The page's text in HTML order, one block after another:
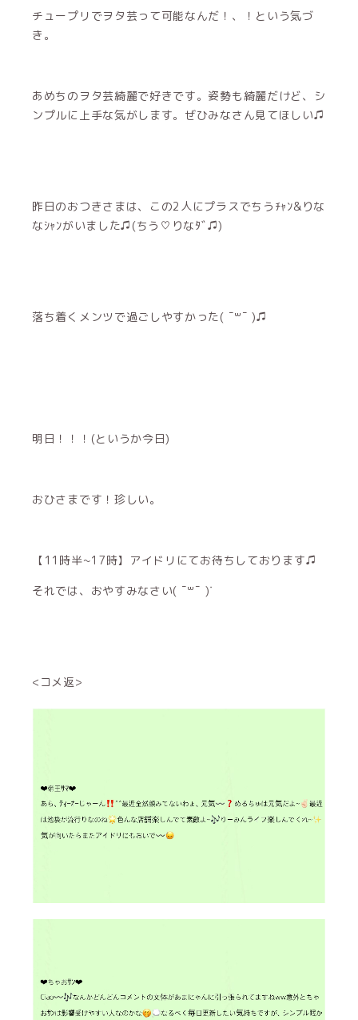
チュープリでヲタ芸って可能なんだ！、！という気づ
き。
あめちのヲタ芸綺麗で好きです。姿勢も綺麗だけど、シ
ンプルに上手な気がします。ぜひみなさん見てほしい♫
昨日のおつきさまは、この2人にプラスでちうﾁｬﾝ&りな
なｼｬﾝがいました♫(ちう♡りなﾀﾞ♫)
落ち着くメンツで過ごしやすかった( ¯꒳¯ )♫
明日！！！(というか今日)
おひさまです！珍しい。
【11時半~17時】アイドリにてお待ちしております♫
それでは、おやすみなさい( ¯꒳¯ )ᐝ
<コメ返>